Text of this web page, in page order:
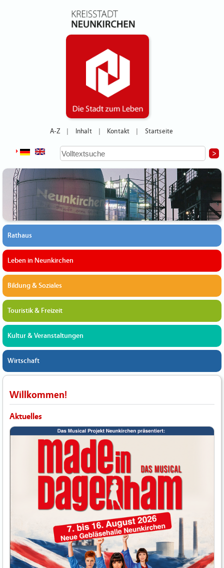
A-Z Inhalt Kontakt Startseite
Rathaus
Leben in Neunkirchen
Bildung & Soziales
Touristik & Freizeit
Kultur & Veranstaltungen
Wirtschaft
Willkommen!
Aktuelles